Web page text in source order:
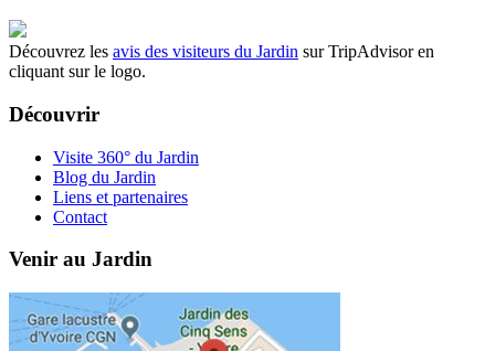
Découvrez les avis des visiteurs du Jardin sur TripAdvisor en
cliquant sur le logo.
Découvrir
Visite 360° du Jardin
Blog du Jardin
Liens et partenaires
Contact
Venir au Jardin